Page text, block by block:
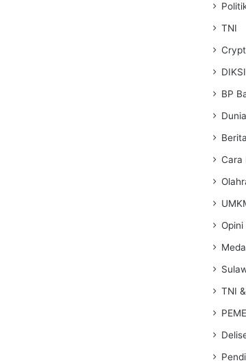
TNI
BP
Dunia
Cara
Opini
TNI